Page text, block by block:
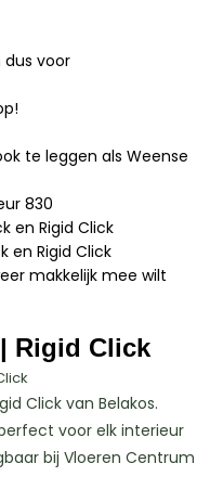
voor
te leggen als Weense
830
en Rigid Click
en Rigid Click
makkelijk mee wilt
Rigid Click
Click van Belakos.
voor elk interieur
bij Vloeren Centrum